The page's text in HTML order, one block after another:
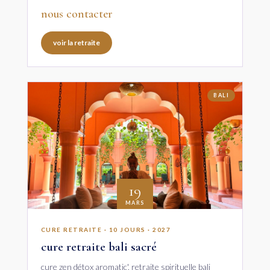
nous contacter
voir la retraite
BALI
19
MARS
CURE RETRAITE · 10 JOURS · 2027
cure retraite bali sacré
cure zen détox aromatic', retraite spirituelle bali